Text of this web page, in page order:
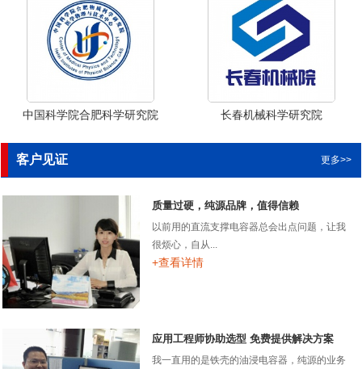
中国科学院合肥科学研究院 长春机械科学研究院
客户见证 更多>>
质量过硬，纯源品牌，值得信赖
以前用的直流支撑电容器总会出点问题，让我
很烦心，自从...
+查看详情
应用工程师协助选型 免费提供解决方案
我一直用的是铁壳的油浸电容器，纯源的业务